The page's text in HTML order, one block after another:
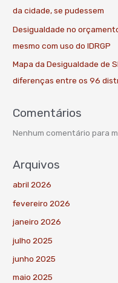
da cidade, se pudessem
Desigualdade no
mesmo com uso do IDRGP
Mapa da Desigualdade de
diferenças entre os 96
Comentários
Nenhum comentário para
Arquivos
abril 2026
fevereiro 2026
janeiro 2026
julho 2025
junho 2025
maio 2025